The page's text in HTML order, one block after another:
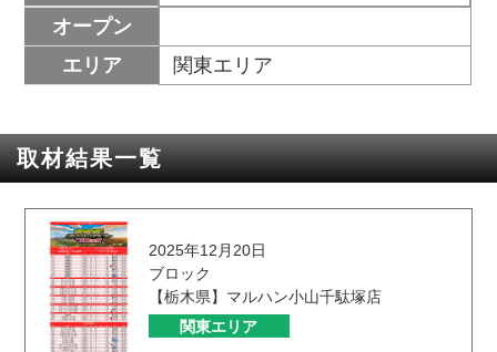
オープン
エリア
関東エリア
取材結果一覧
2025年12月20日
ブロック
【栃木県】マルハン小山千駄塚店
関東エリア